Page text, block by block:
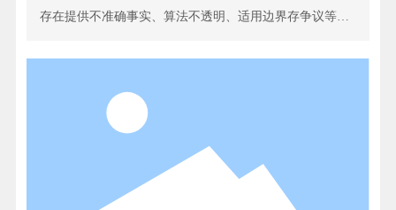
存在提供不准确事实、算法不透明、适用边界存争议等问
机器适用边界等方面规范人机协作伦理。